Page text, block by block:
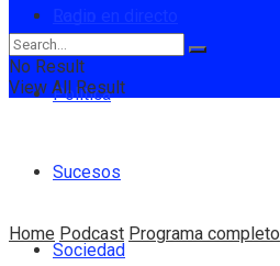
Política
Sucesos
Sociedad
No Result
View All Result
Home Podcast Programa completo